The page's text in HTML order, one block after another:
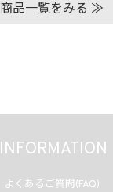
商品一覧をみる ≫
INFORMATION
よくあるご質問(FAQ)